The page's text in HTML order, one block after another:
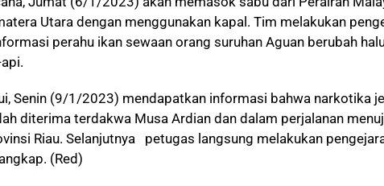
Utara dengan menggunakan kapal. Tim melakukan
perahu ikan sewaan orang suruhan Aguan berubah
Senin (9/1/2023) mendapatkan informasi bahwa narkotika
diterima terdakwa Musa Ardian dan dalam perjalanan
Riau. Selanjutnya petugas langsung melakukan
(Red)